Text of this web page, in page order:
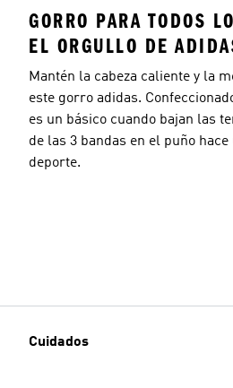
GORRO PARA TODOS
EL ORGULLO DE
Mantén la cabeza caliente y la
este gorro adidas.
es un básico cuando bajan las
de las 3 bandas en el puño
deporte.
Cuidados